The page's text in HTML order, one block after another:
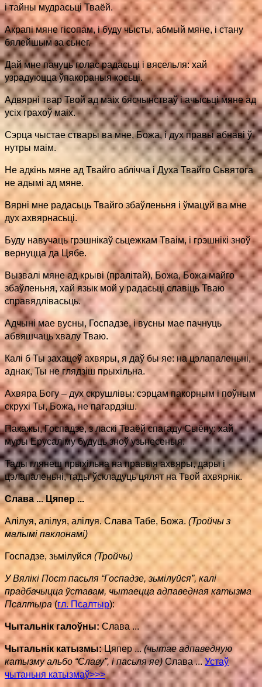
і тайны мудрасьці Тваёй.
Акрапі мяне гісопам, і буду чысты, абмый мяне, і стану
бялейшым за сьнег.
Дай мне пачуць голас радасьці і вясельля: хай
узрадуюцца ўпакораныя косьці.
Адвярні твар Твой ад маіх бясчынстваў і ачысьці мяне ад
усіх грахоў маіх.
Сэрца чыстае ствары ва мне, Божа, і дух правы абнаві ў
нутры маім.
Не адкінь мяне ад Твайго аблічча і Духа Твайго Сьвятога
не адымі ад мяне.
Вярні мне радасьць Твайго збаўленьня і ўмацуй ва мне
дух ахвярнасьці.
Буду навучаць грэшнікаў сьцежкам Тваім, і грэшнікі зноў
вернуцца да Цябе.
Вызвалі мяне ад крыві (пралітай), Божа, Божа майго
збаўленьня, хай язык мой у радасьці славіць Тваю
справядлівасьць.
Адчыні мае вусны, Госпадзе, і вусны мае пачнуць
абвяшчаць хвалу Тваю.
Калі б Ты захацеў ахвяры, я даў бы яе: на цэлапаленьні,
аднак, Ты не глядзіш прыхільна.
Ахвяра Богу – дух скрушлівы: сэрцам пакорным і поўным
скрухі Ты, Божа, не пагардзіш.
Пакажы, Госпадзе, з ласкі Тваёй спагаду Сыёну: хай
муры Ерусаліму будуць зноў узьнесеныя.
Тады глянеш прыхільна на правыя ахвяры, дары і
цэлапаленьні, тады ўскладуць цялят на Твой ахвярнік.
Слава ... Цяпер ...
Алілуя, алілуя, алілуя. Слава Табе, Божа. (Тройчы з
малымі паклонамі)
Госпадзе, зьмілуйся (Тройчы)
У Вялікі Пост пасьля “Госпадзе, зьмілуйся”, калі
прадбачыцца ўставам, чытаецца адпаведная катызма
Псалтыра (гл. Псалтыр):
Чытальнік галоўны: Слава ...
Чытальнік катызмы:Цяпер ...(чытае адпаведную
катызму альбо “Славу”, і пасьля яе)Слава ... Устаў
чытаньня катызмаў>>>